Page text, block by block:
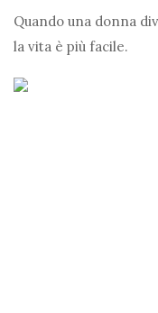
Quando una donna
la vita è più facile.